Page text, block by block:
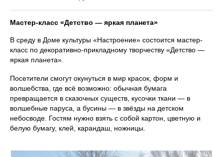
Мастер-класс «Детство — яркая планета»
В среду в Доме культуры «Настроение» состоится мастер-
класс по декоративно-прикладному творчеству «Детство —
яркая планета».
Посетители смогут окунуться в мир красок, форм и
волшебства, где всё возможно: обычная бумага
превращается в сказочных существ, кусочки ткани — в
волшебные паруса, а бусины — в звёзды на детском
небосводе. Гостям нужно взять с собой картон, цветную и
белую бумагу, клей, карандаш, ножницы.